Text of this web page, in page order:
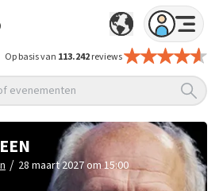
Op basis van 113.242reviews
evenementen
/ 28 maart 2027 om 15:00